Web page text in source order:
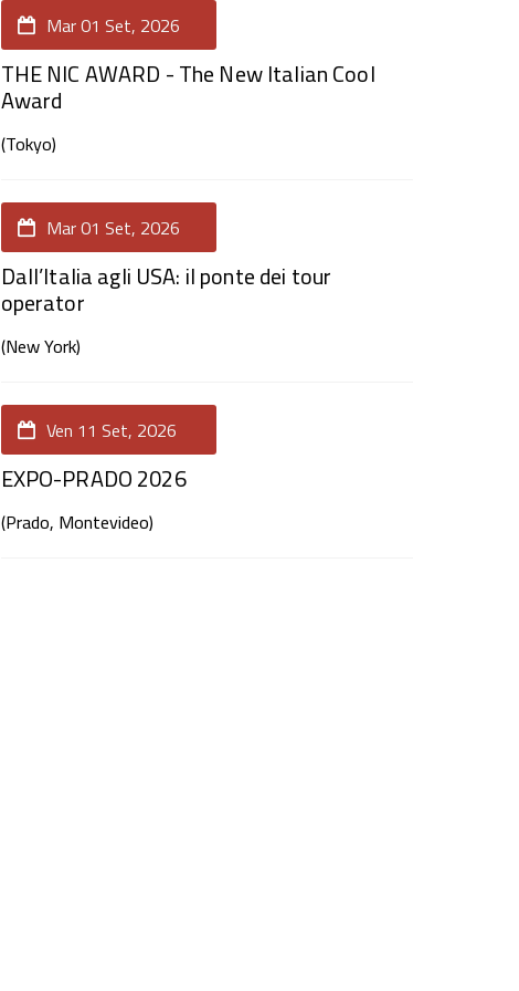
Mar 01 Set, 2026
THE NIC AWARD - The New Italian Cool
Award
(Tokyo)
Mar 01 Set, 2026
Dall’Italia agli USA: il ponte dei tour
operator
(New York)
Ven 11 Set, 2026
EXPO-PRADO 2026
(Prado, Montevideo)